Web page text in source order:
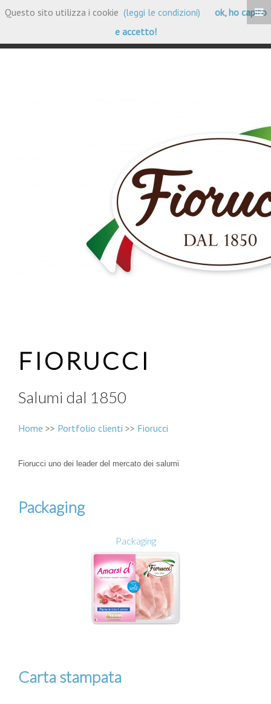
Portfolio Clienti
FIORUCCI
Salumi dal 1850
Home >> Portfolio clienti >> Fiorucci
Fiorucci uno dei leader del mercato dei salumi
Packaging
Packaging
Carta stampata
Questo sito utilizza i cookie (leggi le condizioni)
ok, ho capito
e accetto!